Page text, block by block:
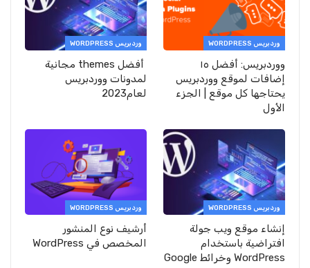
وردبريس WORDPRESS
ووردبريس: أفضل ١٥
إضافات لموقع ووردبريس
يحتاجها كل موقع | الجزء
الأول
وردبريس WORDPRESS
أفضل themes مجانية
لمدونات ووردبريس
لعام2023
وردبريس WORDPRESS
إنشاء موقع ويب جولة
افتراضية باستخدام
WordPress وخرائط Google
وردبريس WORDPRESS
أرشيف نوع المنشور
المخصص في WordPress